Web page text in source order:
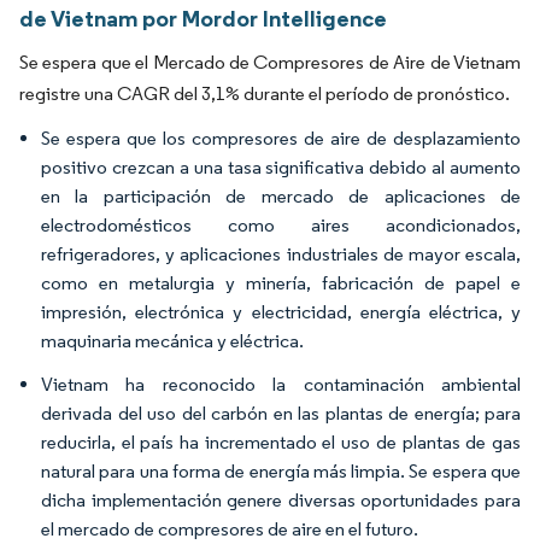
de Vietnam por Mordor Intelligence
Se espera que el Mercado de Compresores de Aire de Vietnam
registre una CAGR del 3,1% durante el período de pronóstico.
Se espera que los compresores de aire de desplazamiento
positivo crezcan a una tasa significativa debido al aumento
en la participación de mercado de aplicaciones de
electrodomésticos como aires acondicionados,
refrigeradores, y aplicaciones industriales de mayor escala,
como en metalurgia y minería, fabricación de papel e
impresión, electrónica y electricidad, energía eléctrica, y
maquinaria mecánica y eléctrica.
Vietnam ha reconocido la contaminación ambiental
derivada del uso del carbón en las plantas de energía; para
reducirla, el país ha incrementado el uso de plantas de gas
natural para una forma de energía más limpia. Se espera que
dicha implementación genere diversas oportunidades para
el mercado de compresores de aire en el futuro.